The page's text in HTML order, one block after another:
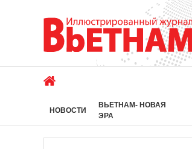
НОВОСТИ
ВЬЕТНАМ- НОВАЯ
ЭРА